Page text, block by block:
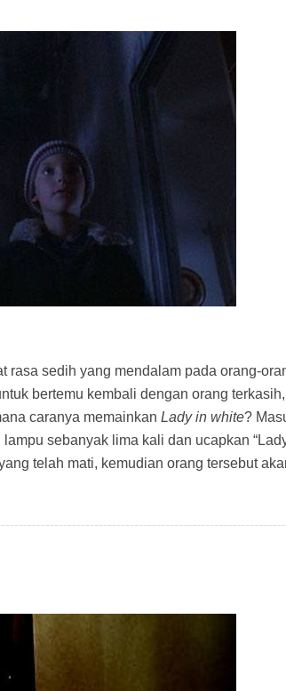
rasa sedih yang mendalam pada orang-
bertemu kembali dengan orang
caranya memainkan Lady in white?
sebanyak lima kali dan ucapkan
telah mati, kemudian orang tersebut